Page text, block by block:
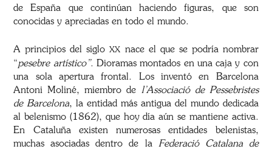
de España que continúan haciendo figuras, que son
conocidas y apreciadas en todo el mundo.
A principios del sigloXX
nace el que se podría nombrar
“ pesebre artístico”. Dioramas montados en una caja y con
una sola apertura frontal. Los inventó en Barcelona
Antoni Moliné, miembro de l’Associació de Pessebristes
de Barcelona, la entidad más antigua del mundo dedicada
al belenismo (1862), que hoy día aún se mantiene activa.
En Cataluña existen numerosas entidades belenistas,
muchas asociadas dentro de la Federació Catalana de